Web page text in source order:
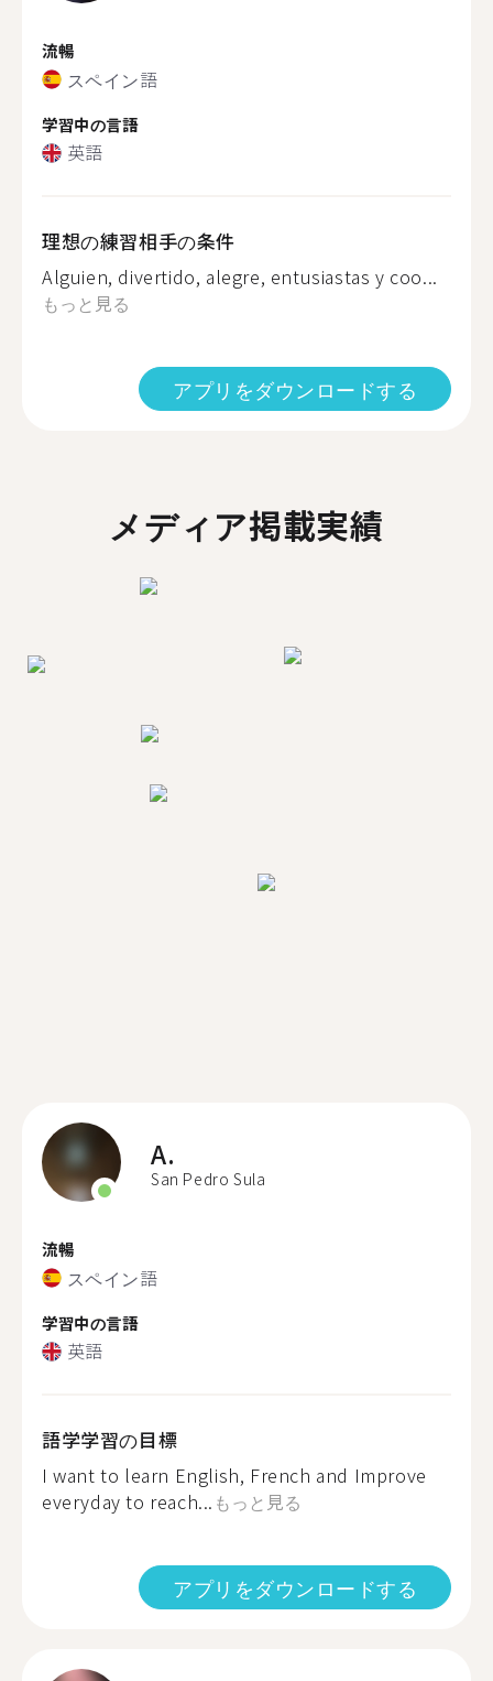
流暢
スペイン語
学習中の言語
英語
理想の練習相手の条件
Alguien, divertido, alegre, entusiastas y coo...
もっと見る
アプリをダウンロードする
メディア掲載実績
A.
San Pedro Sula
流暢
スペイン語
学習中の言語
英語
語学学習の目標
I want to learn English, French and Improve
everyday to reach... もっと見る
アプリをダウンロードする